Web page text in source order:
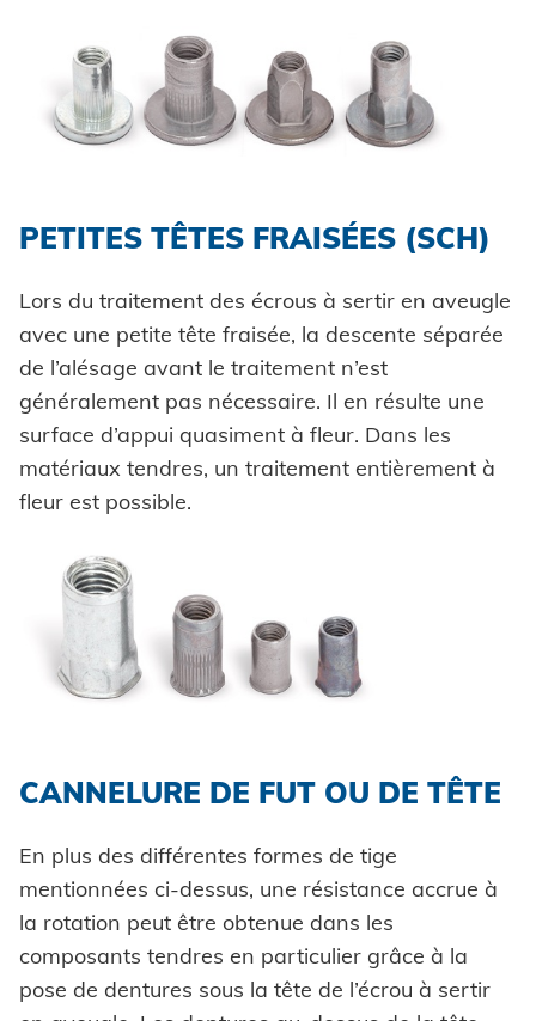
PETITES TÊTES FRAISÉES (SCH)
Lors du traitement des écrous à sertir en aveugle
avec une petite tête fraisée, la descente séparée
de l’alésage avant le traitement n’est
généralement pas nécessaire. Il en résulte une
surface d’appui quasiment à fleur. Dans les
matériaux tendres, un traitement entièrement à
fleur est possible.
CANNELURE DE FUT OU DE TÊTE
En plus des différentes formes de tige
mentionnées ci-dessus, une résistance accrue à
la rotation peut être obtenue dans les
composants tendres en particulier grâce à la
pose de dentures sous la tête de l’écrou à sertir